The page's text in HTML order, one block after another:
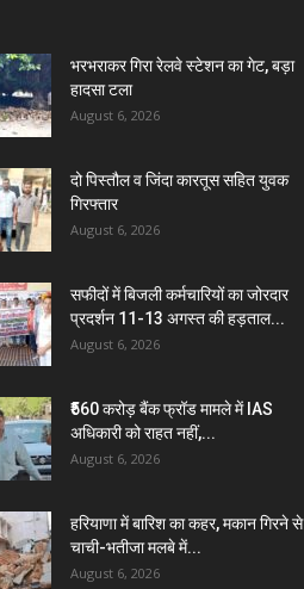
भरभराकर गिरा रेलवे स्टेशन का गेट, बड़ा
हादसा टला
August 6, 2026
दो पिस्तौल व जिंदा कारतूस सहित युवक
गिरफ्तार
August 6, 2026
सफीदों में बिजली कर्मचारियों का जोरदार
प्रदर्शन 11-13 अगस्त की हड़ताल...
August 6, 2026
₹560 करोड़ बैंक फ्रॉड मामले में IAS
अधिकारी को राहत नहीं,...
August 6, 2026
हरियाणा में बारिश का कहर, मकान गिरने से
चाची-भतीजा मलबे में...
August 6, 2026